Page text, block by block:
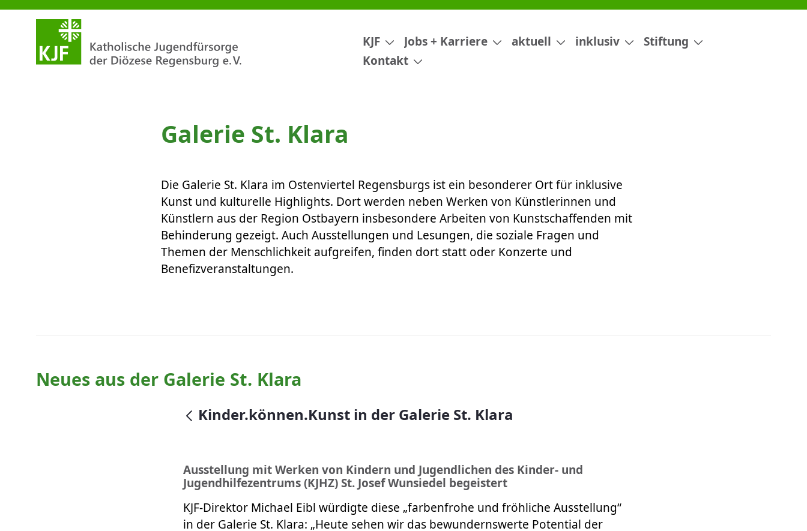
Kinder.können.Kunst in der Galerie St. Klara
KJF Jobs + Karriere aktuell inklusiv
Stiftung
Kontakt
Galerie St. Klara
Die Galerie St. Klara im Ostenviertel Regensburgs ist ein besonderer Ort für inklusive
Kunst und kulturelle Highlights. Dort werden neben Werken von Künstlerinnen und
Künstlern aus der Region Ostbayern insbesondere Arbeiten von Kunstschaffenden mit
Behinderung gezeigt. Auch Ausstellungen und Lesungen, die soziale Fragen und
Themen der Menschlichkeit aufgreifen, finden dort statt oder Konzerte und
Benefizveranstaltungen. ​​​​​​​
Neues aus der Galerie St. Klara
null
Kinder.können.Kunst in der Galerie St. Klara
Ausstellung mit Werken von Kindern und Jugendlichen des Kinder- und
Jugendhilfezentrums (KJHZ) St. Josef Wunsiedel begeistert
KJF-Direktor Michael Eibl würdigte diese „farbenfrohe und fröhliche Ausstellung“
in der Galerie St. Klara: „Heute sehen wir das bewundernswerte Potential der